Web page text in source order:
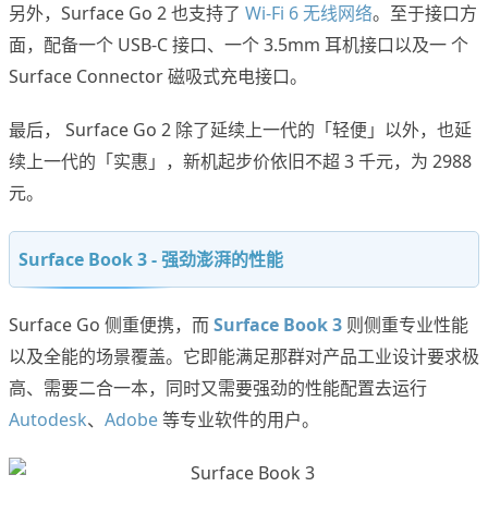
另外，Surface Go 2 也支持了 Wi-Fi 6 无线网络。至于接口方
面，配备一个 USB-C 接口、一个 3.5mm 耳机接口以及一 个
Surface Connector 磁吸式充电接口。
最后， Surface Go 2 除了延续上一代的「轻便」以外，也延
续上一代的「实惠」，新机起步价依旧不超 3 千元，为 2988
元。
Surface Book 3 - 强劲澎湃的性能
Surface Go 侧重便携，而Surface Book 3 则侧重专业性能
以及全能的场景覆盖。它即能满足那群对产品工业设计要求极
高、需要二合一本，同时又需要强劲的性能配置去运行
Autodesk、 Adobe等专业软件的用户。